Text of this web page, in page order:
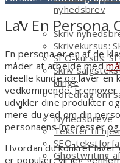
nyhedsbrev
Kurser
Skriv
Skrivekursus:
SEO-kursus:
Skriv
klinge
Foredrag om
Tekstforfatter
Nyhedsbreve
Tekster til
SEO-
Ghostwriting
Lav En Persona
En persona er en af de
måder at arbejde med
ideelle kunde og laver en
vedkommende.
udvikler dine produkter
mere du ved om din
personaens interesser
Hvordan du konkret
er populær, vil jeg